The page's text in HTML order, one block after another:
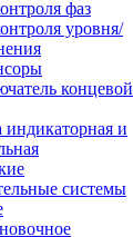
фаз
уровня/
концевой
и
системы